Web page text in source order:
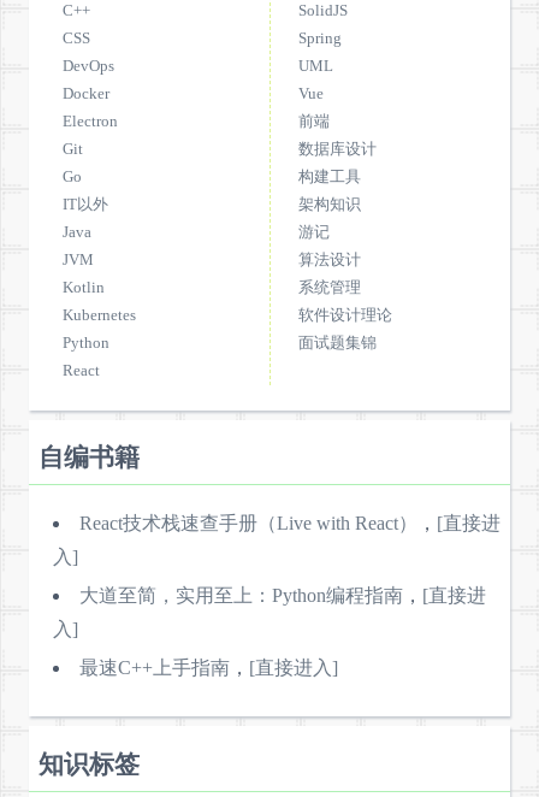
C++
CSS
DevOps
Docker
Electron
Git
Go
IT以外
Java
JVM
Kotlin
Kubernetes
Python
React
SolidJS
Spring
UML
Vue
前端
数据库设计
构建工具
架构知识
游记
算法设计
系统管理
软件设计理论
面试题集锦
自编书籍
React技术栈速查手册（Live with React） ， [直接进
入]
大道至简，实用至上：Python编程指南 ， [直接进
入]
最速C++上手指南 ， [直接进入]
知识标签